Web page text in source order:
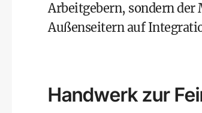
Arbeitgebern, sondern der
Außenseitern auf
Handwerk zur